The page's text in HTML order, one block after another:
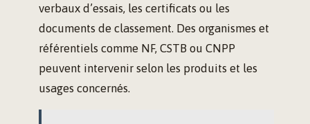
verbaux d’essais, les certificats ou les
documents de classement. Des organismes et
référentiels comme NF, CSTB ou CNPP
peuvent intervenir selon les produits et les
usages concernés.